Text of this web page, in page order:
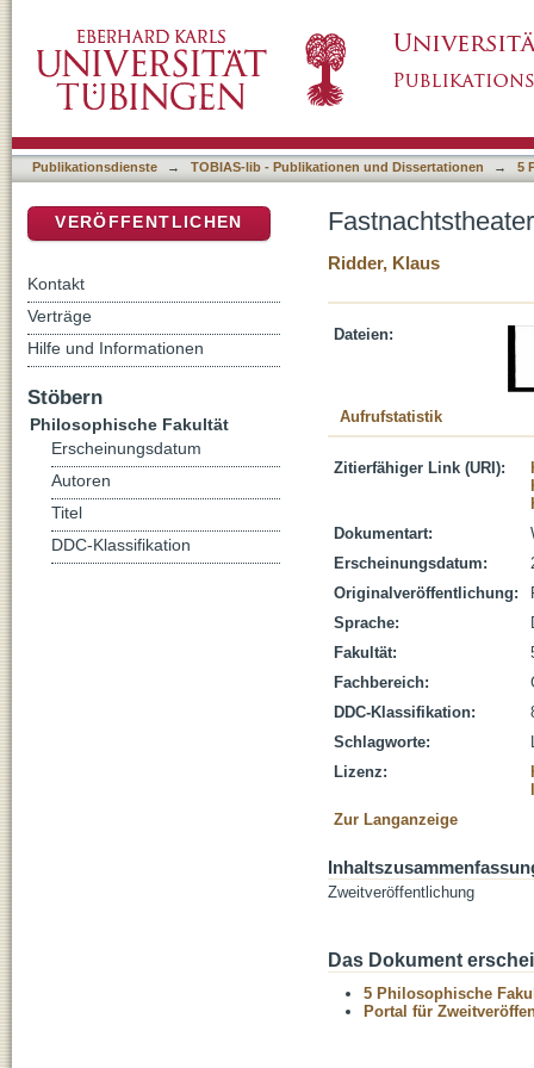
Publikationsdienste → TOBIAS-lib - Publikationen und Dissertationen → 5
Ridder, Klaus
Dateien:
Aufrufstatistik
Zitierfähiger Link (URI):
Dokumentart:
Erscheinungsdatum:
Originalveröffentlichung:
Sprache:
Fakultät:
Fachbereich:
DDC-Klassifikation:
Schlagworte:
Lizenz:
Zur Langanzeige
Zweitveröffentlichung
Das Dokument
5 Philosophische
Portal für
VERÖFFENTLICHEN
Kontakt
Verträge
Hilfe und Informationen
Stöbern
Philosophische Fakultät
Erscheinungsdatum
Autoren
Titel
DDC-Klassifikation